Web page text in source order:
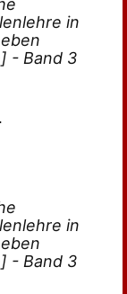
in
- Band 3
in
- Band 3